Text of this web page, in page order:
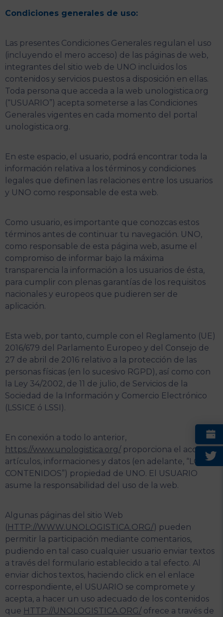
Condiciones generales de uso:
Las presentes Condiciones Generales regulan el uso
(incluyendo el mero acceso) de las páginas de web,
integrantes del sitio web de UNO incluidos los
contenidos y servicios puestos a disposición en ellas.
Toda persona que acceda a la web unologistica.org
(“USUARIO”) acepta someterse a las Condiciones
Generales vigentes en cada momento del portal
unologistica.org.
En este espacio, el usuario, podrá encontrar toda la
información relativa a los términos y condiciones
legales que definen las relaciones entre los usuarios
y UNO como responsable de esta web.
Como usuario, es importante que conozcas estos
términos antes de continuar tu navegación. UNO,
como responsable de esta página web, asume el
compromiso de informar bajo la máxima
transparencia la información a los usuarios de ésta,
para cumplir con plenas garantías de los requisitos
nacionales y europeos que pudieren ser de
aplicación.
Esta web, por tanto, cumple con el Reglamento (UE)
2016/679 del Parlamento Europeo y del Consejo de
27 de abril de 2016 relativo a la protección de las
personas físicas (en lo sucesivo RGPD), así como con
la Ley 34/2002, de 11 de julio, de Servicios de la
Sociedad de la Información y Comercio Electrónico
(LSSICE ó LSSI).
En conexión a todo lo anterior,
https://www.unologistica.org/ proporciona el acceso a
artículos, informaciones y datos (en adelante, “LOS
CONTENIDOS”) propiedad de UNO. El USUARIO
asume la responsabilidad del uso de la web.
Algunas páginas del sitio Web
(HTTP://WWW.UNOLOGISTICA.ORG/) pueden
permitir la participación mediante comentarios,
pudiendo en tal caso cualquier usuario enviar textos
a través del formulario establecido a tal efecto. Al
enviar dichos textos, haciendo click en el enlace
correspondiente, el USUARIO se compromete y
acepta, a hacer un uso adecuado de los contenidos
que HTTP://UNOLOGISTICA.ORG/ ofrece a través de